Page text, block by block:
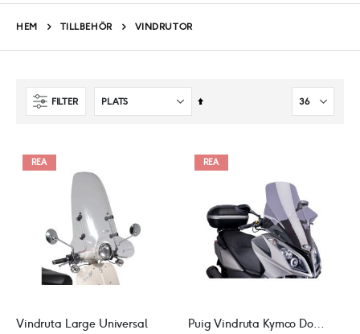
HEM TILLBEHÖR VINDRUTOR
FILTER
Sätt
REA
Vindruta Large Universal
REA
Puig Vindruta Kymco Downtown 300